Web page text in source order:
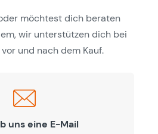
möchtest dich beraten
wir unterstützen dich bei
und nach dem Kauf.
uns eine E-Mail